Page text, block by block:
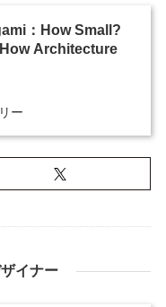
：How Small?
Architecture
ー
イナー